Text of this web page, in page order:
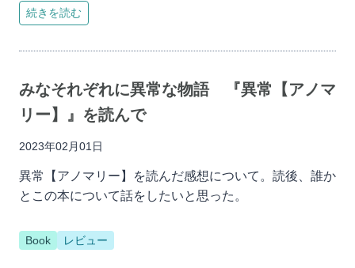
続きを読む
みなそれぞれに異常な物語 『異常【アノマ
リー】』を読んで
2023年02月01日
異常【アノマリー】を読んだ感想について。読後、誰か
とこの本について話をしたいと思った。
Book レビュー